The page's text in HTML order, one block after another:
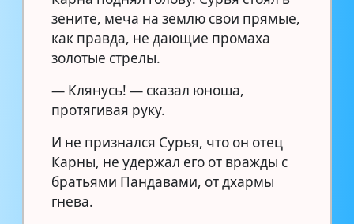
зените, меча на землю свои прямые,
как правда, не дающие промаха
золотые стрелы.
— Клянусь! — сказал юноша,
протягивая руку.
И не признался Сурья, что он отец
Карны, не удержал его от вражды с
братьями Пандавами, от дхармы
гнева.